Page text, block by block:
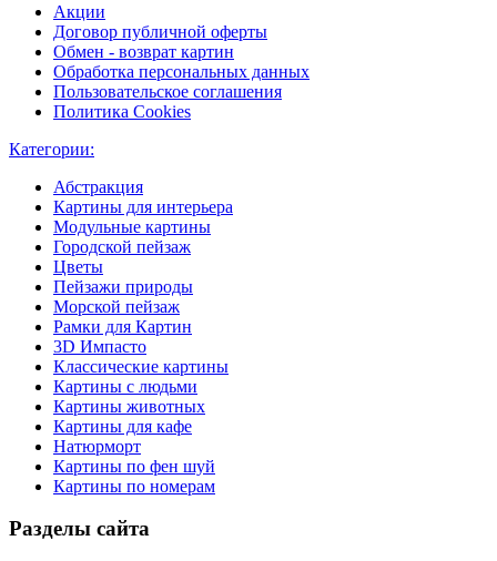
Акции
Договор публичной оферты
Обмен - возврат картин
Обработка персональных данных
Пользовательское соглашения
Политика Cookies
Категории:
Абстракция
Картины для интерьера
Модульные картины
Городской пейзаж
Цветы
Пейзажи природы
Морской пейзаж
Рамки для Картин
3D Импасто
Классические картины
Картины с людьми
Картины животных
Картины для кафе
Натюрморт
Картины по фен шуй
Картины по номерам
Разделы сайта